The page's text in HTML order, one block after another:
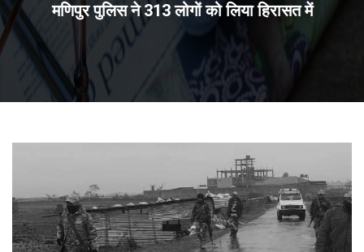
मणिपुर पुलिस ने 313 लोगों को लिया हिरासत में